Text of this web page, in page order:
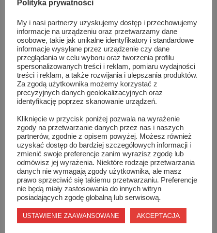
Podwórko Nivea w powiecie szydłowieckim? To
zależy...
Góra Trzech Krzyży posprzątana
Polityka prywatności
My i nasi partnerzy uzyskujemy dostęp i przechowujemy
informacje na urządzeniu oraz przetwarzamy dane
osobowe, takie jak unikalne identyfikatory i standardowe
informacje wysyłane przez urządzenie czy dane
przeglądania w celu wyboru oraz tworzenia profilu
spersonalizowanych treści i reklam, pomiaru wydajności
treści i reklam, a także rozwijania i ulepszania produktów.
Za zgodą użytkownika możemy korzystać z
precyzyjnych danych geolokalizacyjnych oraz
identyfikację poprzez skanowanie urządzeń.
Kliknięcie w przycisk poniżej pozwala na wyrażenie
zgody na przetwarzanie danych przez nas i naszych
partnerów, zgodnie z opisem powyżej. Możesz również
uzyskać dostęp do bardziej szczegółowych informacji i
zmienić swoje preferencje zanim wyrazisz zgodę lub
odmówisz jej wyrażenia. Niektóre rodzaje przetwarzania
danych nie wymagają zgody użytkownika, ale masz
prawo sprzeciwić się takiemu przetwarzaniu. Preferencje
nie będą miały zastosowania do innych witryn
posiadających zgodę globalną lub serwisową.
USTAWIENIE ZAAWANSOWANE AKCEPTACJA